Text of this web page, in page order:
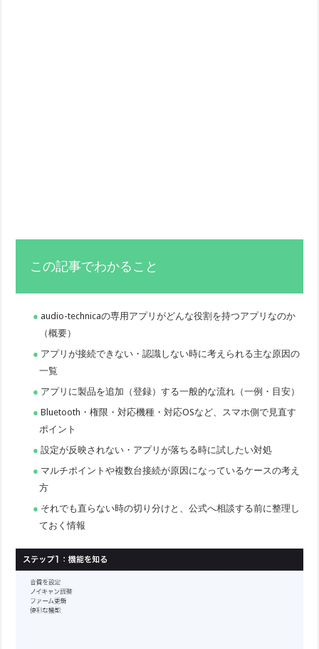
この記事でわかること
audio-technicaの専用アプリがどんな役割を持つアプリなのか
（概要）
アプリが接続できない・認識しない時に考えられる主な原因の
一覧
アプリに製品を追加（登録）する一般的な流れ（一例・目安）
Bluetooth・権限・対応機種・対応OSなど、スマホ側で見直す
ポイント
設定が反映されない・アプリが落ちる時に試したい対処
マルチポイントや複数台接続が原因になっているケースの考え
方
それでも直らない時の切り分けと、公式へ相談する前に整理し
ておく情報